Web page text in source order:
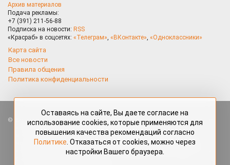
Архив материалов
Подача рекламы:
+7 (391) 211-56-88
Подписка на новости: RSS
«Красраб» в соцсетях: «Телеграм», «ВКонтакте», «Одноклассники»
Карта сайта
Все новости
Правила общения
Политика конфиденциальности
Все права защищены. Любые материалы, размещённые на портале
«Красраб.ру» сотрудниками редакции, нештатными авторами
и читателями, являются объектами авторского права. Полное или
частичное использование материалов, размещённых на портале
«Красраб.ру», допускается только с письменного согласия редакции
Оставаясь на сайте, Вы даете согласие на
использование cookies, которые применяются для
повышения качества рекомендаций согласно
Политике . Отказаться от cookies, можно через
настройки Вашего браузера.